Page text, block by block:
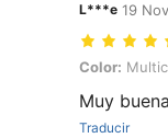
L***e 19
Color:
Color:
Muy
Traducir